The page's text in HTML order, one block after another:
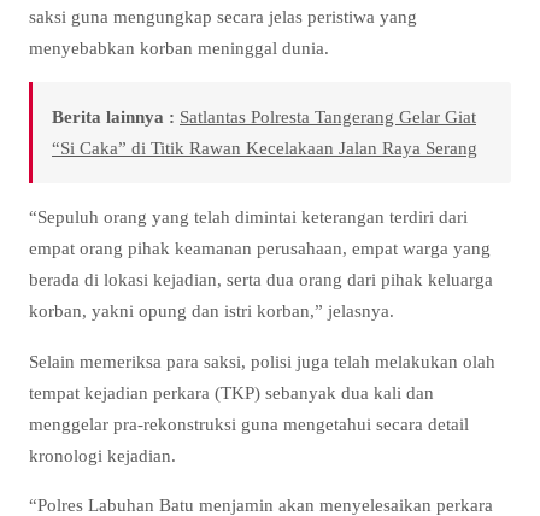
saksi guna mengungkap secara jelas peristiwa yang
menyebabkan korban meninggal dunia.
Berita lainnya : Satlantas Polresta Tangerang Gelar Giat
“Si Caka” di Titik Rawan Kecelakaan Jalan Raya Serang
“Sepuluh orang yang telah dimintai keterangan terdiri dari
empat orang pihak keamanan perusahaan, empat warga yang
berada di lokasi kejadian, serta dua orang dari pihak keluarga
korban, yakni opung dan istri korban,” jelasnya.
Selain memeriksa para saksi, polisi juga telah melakukan olah
tempat kejadian perkara (TKP) sebanyak dua kali dan
menggelar pra-rekonstruksi guna mengetahui secara detail
kronologi kejadian.
“Polres Labuhan Batu menjamin akan menyelesaikan perkara